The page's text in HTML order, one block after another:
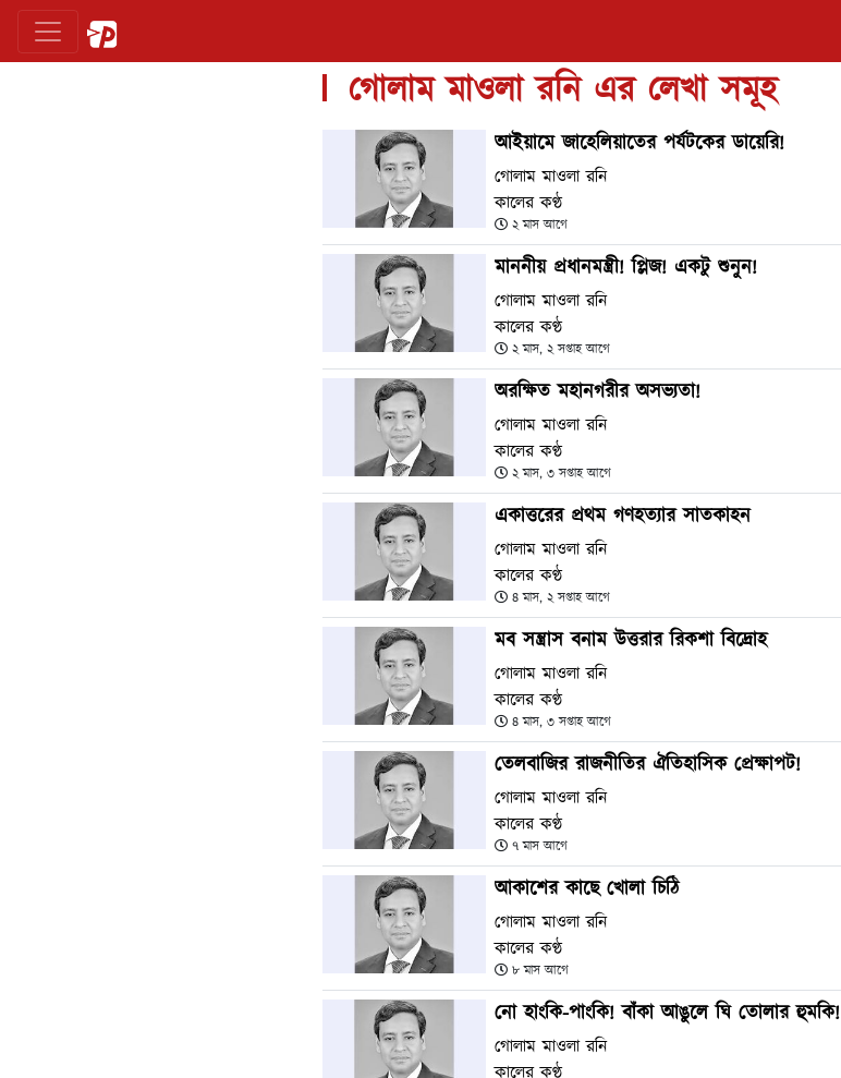
গোলাম মাওলা রনি এর লেখা সমূহ
আইয়ামে জাহেলিয়াতের পর্যটকের ডায়েরি!
গোলাম মাওলা রনি
কালের কণ্ঠ
২ মাস আগে
মাননীয় প্রধানমন্ত্রী! প্লিজ! একটু শুনুন!
গোলাম মাওলা রনি
কালের কণ্ঠ
২ মাস, ২ সপ্তাহ আগে
অরক্ষিত মহানগরীর অসভ্যতা!
গোলাম মাওলা রনি
কালের কণ্ঠ
২ মাস, ৩ সপ্তাহ আগে
একাত্তরের প্রথম গণহত্যার সাতকাহন
গোলাম মাওলা রনি
কালের কণ্ঠ
৪ মাস, ২ সপ্তাহ আগে
মব সন্ত্রাস বনাম উত্তরার রিকশা বিদ্রোহ
গোলাম মাওলা রনি
কালের কণ্ঠ
৪ মাস, ৩ সপ্তাহ আগে
তেলবাজির রাজনীতির ঐতিহাসিক প্রেক্ষাপট!
গোলাম মাওলা রনি
কালের কণ্ঠ
৭ মাস আগে
আকাশের কাছে খোলা চিঠি
গোলাম মাওলা রনি
কালের কণ্ঠ
৮ মাস আগে
নো হাংকি-পাংকি! বাঁকা আঙুলে ঘি তোলার হুমকি!
গোলাম মাওলা রনি
কালের কণ্ঠ